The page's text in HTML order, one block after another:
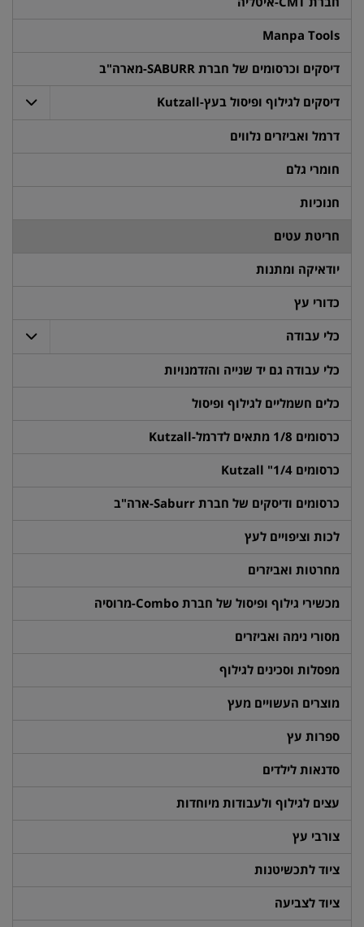
Manpa Tools
דיסקים וכרסומים של חברת SABURR-מארה"ב
דיסקים לגילוף ופיסול בעץ-Kutzall
דרמל ואביזרים נלווים
חומרי גלם
חנוכיות
חריטת עטים
יודאיקה ומתנות
כדורי עץ
כלי עבודה
כלי עבודה גם יד שנייה והזדמנויות
כלים חשמליים לגילוף ופיסול
כרסומים 1/8 מתאים לדרמל-Kutzall
כרסומים 1/4" Kutzall
כרסומים ודיסקים של חברת Saburr-ארה"ב
לכות וציפויים לעץ
מחרטות ואביזרים
מכשירי גילוף ופיסול של חברת Combo-מרוסיה
מסורי נימה ואביזרים
מפסלות וסכינים לגילוף
מוצרים העשויים מעץ
ספרות עץ
סדנאות לילדים
עצים לגילוף ולעבודות מיוחדות
צורבי עץ
ציוד לתכשיטנות
ציוד לצביעה